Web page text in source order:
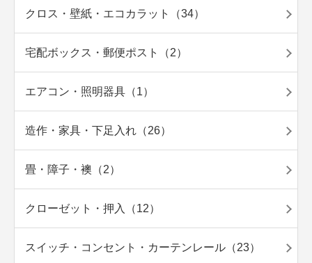
クロス・壁紙・エコカラット（34）
宅配ボックス・郵便ポスト（2）
エアコン・照明器具（1）
造作・家具・下足入れ（26）
畳・障子・襖（2）
クローゼット・押入（12）
スイッチ・コンセント・カーテンレール（23）